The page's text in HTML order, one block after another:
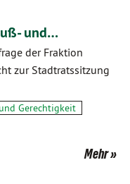
und…
der Fraktion
zur Stadtratssitzung
Gerechtigkeit
Mehr